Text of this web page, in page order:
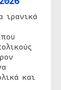
ιρανικά
και